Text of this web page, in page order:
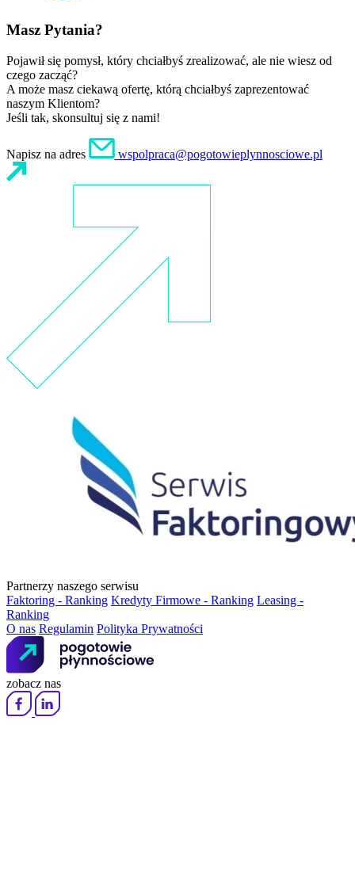
Masz Pytania?
Pojawił się pomysł, który chciałbyś zrealizować, ale nie wiesz od
czego zacząć?
A może masz ciekawą ofertę, którą chciałbyś zaprezentować
naszym Klientom?
Jeśli tak, skonsultuj się z nami!
Napisz na adres wspolpraca@pogotowieplynnosciowe.pl
Partnerzy naszego serwisu
Faktoring - Ranking Kredyty Firmowe - Ranking Leasing -
Ranking
O nas Regulamin Polityka Prywatności
zobacz nas